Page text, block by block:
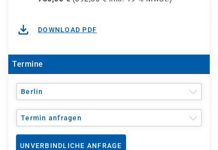
DOWNLOAD PDF
Termine
Berlin
Termin anfragen
UNVERBINDLICHE ANFRAGE